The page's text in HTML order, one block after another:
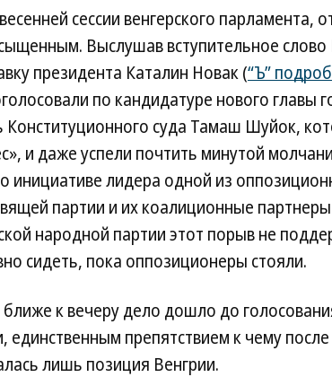
сессии венгерского парламента,
Выслушав вступительное
президента Каталин Новак (“Ъ”
по кандидатуре нового главы
Конституционного суда Тамаш Шуйок,
и даже успели почтить минутой
инициативе лидера одной из
партии и их коалиционные партнеры
народной партии этот порыв не
сидеть, пока оппозиционеры стояли.
к вечеру дело дошло до
препятствием к чему
лишь позиция Венгрии.